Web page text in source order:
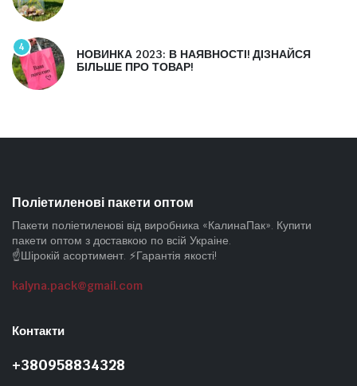
4
НОВИНКА 2023: В НАЯВНОСТІ! ДІЗНАЙСЯ
БІЛЬШЕ ПРО ТОВАР!
Поліетиленові пакети оптом
Пакети поліетиленові від виробника «КалинаПак». Купити
пакети оптом з доставкою по всій Украіне.
☝️Шірокій асортимент. ⚡Гарантія якості!
kalyna.pack@gmail.com
Контакти
+380958834328